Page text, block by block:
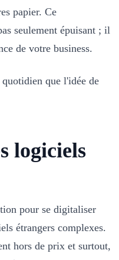
papier. Ce
seulement épuisant ; il
de votre business.
quotidien que l'idée de
logiciels
pour se digitaliser
étrangers complexes.
hors de prix et surtout,